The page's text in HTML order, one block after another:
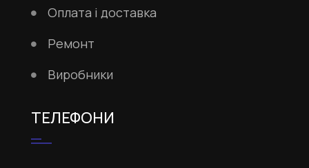
Оплата і доставка
Ремонт
Виробники
ТЕЛЕФОНИ